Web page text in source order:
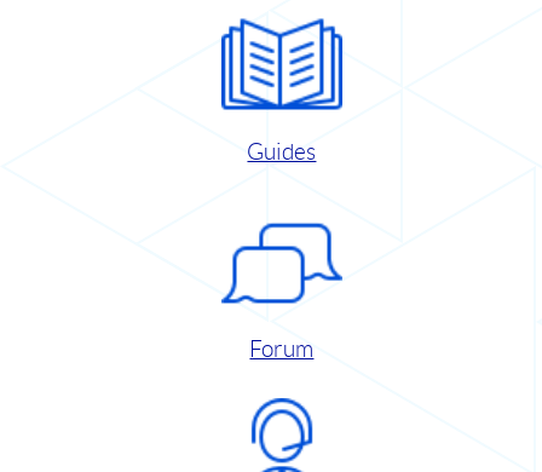
Guides
Forum